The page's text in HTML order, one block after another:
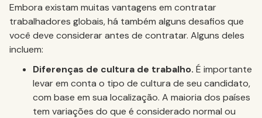
Embora existam muitas vantagens em contratar
trabalhadores globais, há também alguns desafios que
você deve considerar antes de contratar. Alguns deles
incluem:
Diferenças de cultura de trabalho. É importante
levar em conta o tipo de cultura de seu candidato,
com base em sua localização. A maioria dos países
tem variações do que é considerado normal ou